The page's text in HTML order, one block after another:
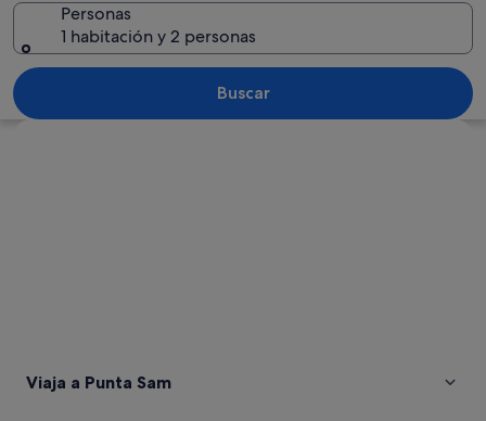
Un paisaje urbano costero al
Personas
1 habitación y 2 personas
Buscar
Viaja a Punta Sam